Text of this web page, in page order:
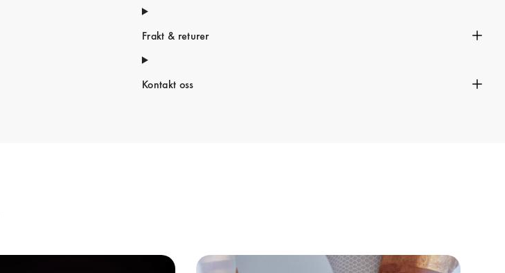
Frakt & returer
Kontakt oss